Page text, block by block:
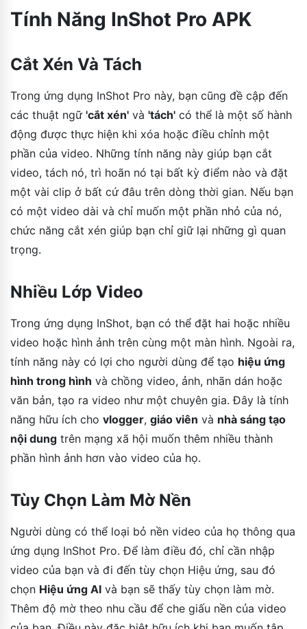
Tính Năng InShot Pro APK
Cắt Xén Và Tách
Trong ứng dụng InShot Pro này, bạn cũng đề cập đến
các thuật ngữ 'cắt xén' và 'tách' có thể là một số hành
động được thực hiện khi xóa hoặc điều chỉnh một
phần của video. Những tính năng này giúp bạn cắt
video, tách nó, trì hoãn nó tại bất kỳ điểm nào và đặt
một vài clip ở bất cứ đâu trên dòng thời gian. Nếu bạn
có một video dài và chỉ muốn một phần nhỏ của nó,
chức năng cắt xén giúp bạn chỉ giữ lại những gì quan
trọng.
Nhiều Lớp Video
Trong ứng dụng InShot, bạn có thể đặt hai hoặc nhiều
video hoặc hình ảnh trên cùng một màn hình. Ngoài ra,
tính năng này có lợi cho người dùng để tạo hiệu ứng
hình trong hình và chồng video, ảnh, nhãn dán hoặc
văn bản, tạo ra video như một chuyên gia. Đây là tính
năng hữu ích cho vlogger, giáo viên và nhà sáng tạo
nội dung trên mạng xã hội muốn thêm nhiều thành
phần hình ảnh hơn vào video của họ.
Tùy Chọn Làm Mờ Nền
Người dùng có thể loại bỏ nền video của họ thông qua
ứng dụng InShot Pro. Để làm điều đó, chỉ cần nhập
video của bạn và đi đến tùy chọn Hiệu ứng, sau đó
chọn Hiệu ứng AI và bạn sẽ thấy tùy chọn làm mờ.
Thêm độ mờ theo nhu cầu để che giấu nền của video